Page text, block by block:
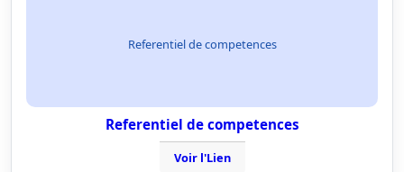
Referentiel de competences
Referentiel de competences
Voir l'Lien